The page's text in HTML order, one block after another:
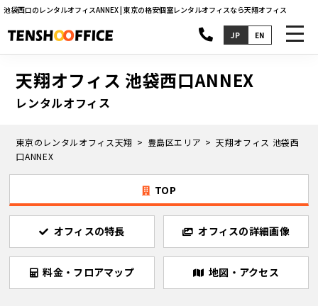
池袋西口のレンタルオフィスANNEX | 東京の格安個室レンタルオフィスなら天翔オフィス
JP EN
天翔オフィス 池袋西口ANNEX
レンタルオフィス
東京のレンタルオフィス天翔 豊島区エリア
天翔オフィス 池袋西
口ANNEX
TOP
オフィスの特長 オフィスの詳細画像
料金・フロアマップ 地図・アクセス